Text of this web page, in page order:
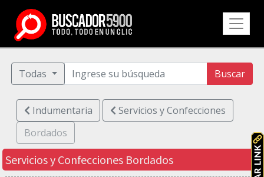
Todas Buscar
Indumentaria
Servicios y Confecciones
Bordados
Servicios y Confecciones Bordados